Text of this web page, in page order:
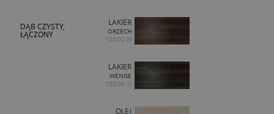
DĄB CZYSTY,
ŁĄCZONY
LAKIER
ORZECH
150,00 zł
LAKIER
WENGE
150,00 zł
OLEJ